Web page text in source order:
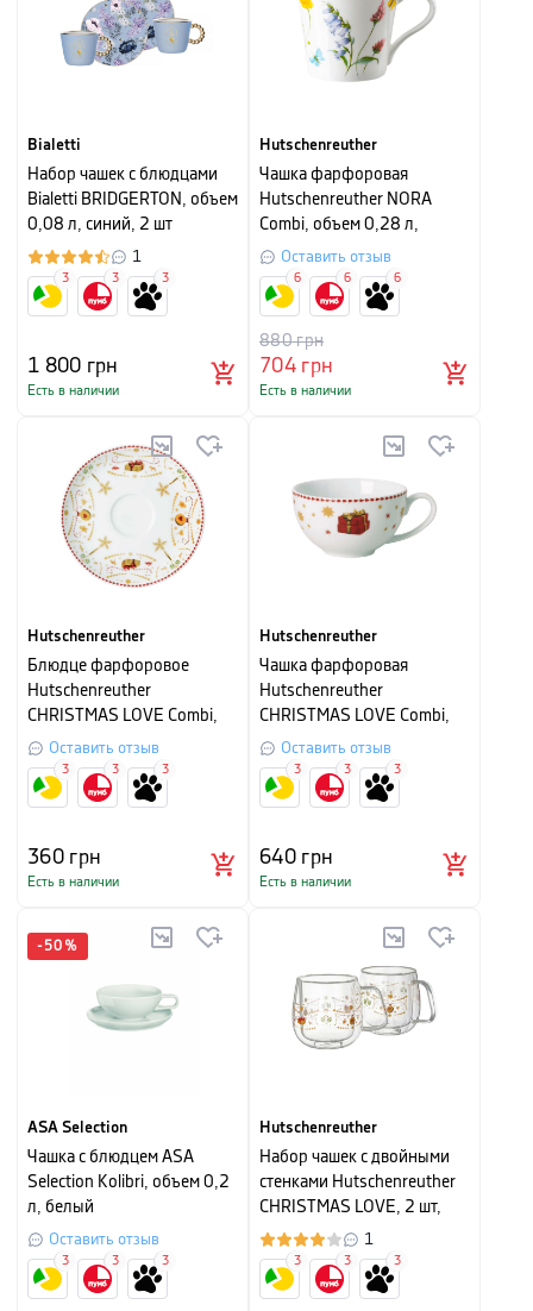
Bialetti
Набор чашек с блюдцами
Bialetti BRIDGERTON, объем
0,08 л, синий, 2 шт
1
1 800 грн
Есть в наличии
3 3 3
Hutschenreuther
Чашка фарфоровая
Hutschenreuther NORA
Combi, объем 0,28 л,
белый с рисунком
Оставить отзыв
704грн
880грн
Есть в наличии
6 6 6
Hutschenreuther
Блюдце фарфоровое
Hutschenreuther
CHRISTMAS LOVE Combi,
диаметр 15 см, белый с
рисунком
Оставить отзыв
360грн
Есть в наличии
3 3 3
Hutschenreuther
Чашка фарфоровая
Hutschenreuther
CHRISTMAS LOVE Combi,
объем 0,26 л, белый с
рисунком
Оставить отзыв
640грн
Есть в наличии
3 3 3
-50 %
ASA Selection
Чашка с блюдцем ASA
Selection Kolibri, объем 0,2
л, белый
Оставить отзыв
3 3 3
Hutschenreuther
Набор чашек с двойными
стенками Hutschenreuther
CHRISTMAS LOVE, 2 шт,
объем 0,22 л, прозрачный
с рисунком
1
3 3 3